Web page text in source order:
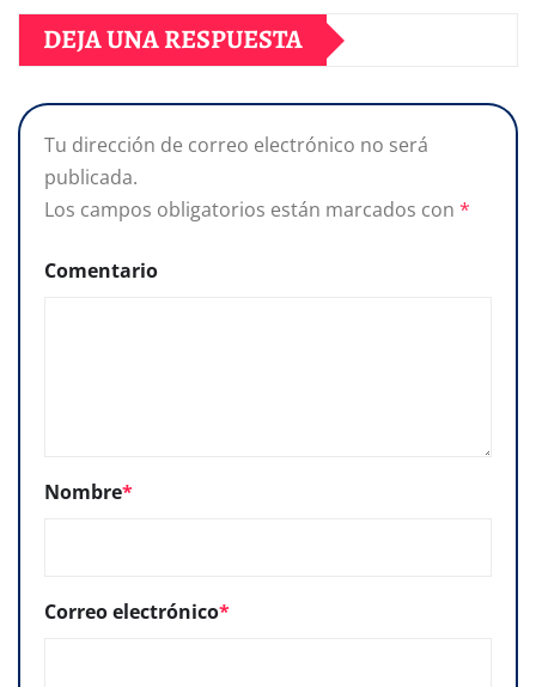
DEJA UNA RESPUESTA
Tu dirección de correo electrónico no será
publicada.
Los campos obligatorios están marcados con *
Comentario
Nombre*
Correo electrónico*